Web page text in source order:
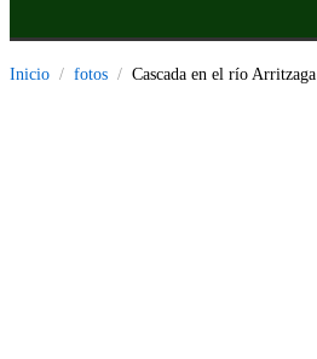
Inicio fotos Cascada en el río Arritzaga